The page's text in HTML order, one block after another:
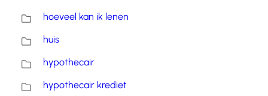
hoeveel kan ik lenen
huis
hypothecair
hypothecair krediet